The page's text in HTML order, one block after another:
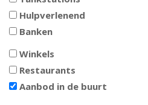
Hulpverlenend
Banken
Winkels
Restaurants
Aanbod in de buurt